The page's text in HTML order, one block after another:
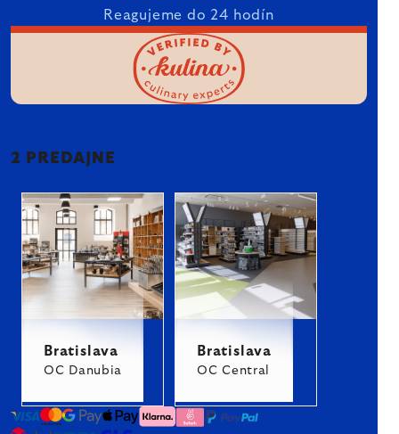
Reagujeme do 24 hodín
2 PREDAJNE
Bratislava
OC Danubia
Bratislava
OC Central